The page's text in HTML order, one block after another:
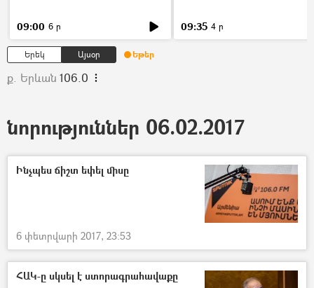
09:00 6 ր 09:35 4 ր
Երեկ Այսօր Եթեր
ք. Երևան 106.0
նորություններ 06.02.2017
Ինչպես ճիշտ եփել միսը
6 փետրվարի 2017, 23:53
ՀԱԿ-ը սկսել է ստորագրահավաքը